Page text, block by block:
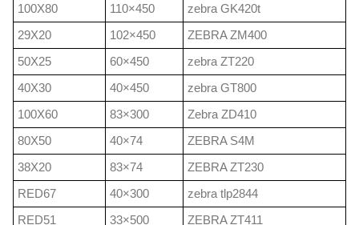
100X80
110×450
zebra GK420t
29X20
102×450
ZEBRA ZM400
50X25
60×450
zebra ZT220
40X30
40×450
zebra GT800
100X60
83×300
Zebra ZD410
80X50
40×74
ZEBRA S4M
38X20
83×74
ZEBRA ZT230
RED67
40×300
zebra tlp2844
RED51
33×500 ZEBRA ZT411